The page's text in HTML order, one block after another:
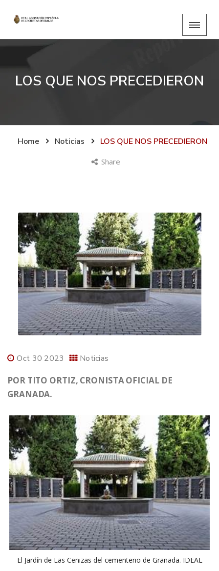
LOS QUE NOS PRECEDIERON
Home Noticias LOS QUE NOS PRECEDIERON
Share
Oct 30 2023 Noticias
POR TITO ORTIZ, CRONISTA OFICIAL DE
GRANADA.
El Jardín de Las Cenizas del cementerio de Granada. IDEAL